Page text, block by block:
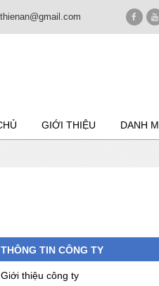
GIỚI THIỆU DANH
THÔNG TIN CÔNG TY
Giới thiệu công ty